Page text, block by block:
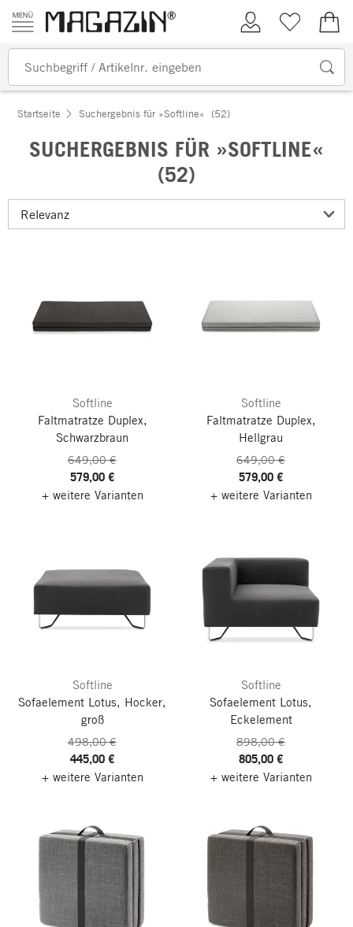
Zum Inhalt springen
Kundenkonto
Merkliste
Startseite Suchergebnis für »Softline« (52)
SUCHERGEBNIS FÜR »SOFTLINE«
(52)
Softline
Faltmatratze Duplex,
Schwarzbraun
649,00 €
579,00 €
+ weitere Varianten
Softline
Faltmatratze Duplex,
Hellgrau
649,00 €
579,00 €
+ weitere Varianten
Softline
Sofaelement Lotus, Hocker,
groß
498,00 €
445,00 €
+ weitere Varianten
Softline
Sofaelement Lotus,
Eckelement
898,00 €
805,00 €
+ weitere Varianten